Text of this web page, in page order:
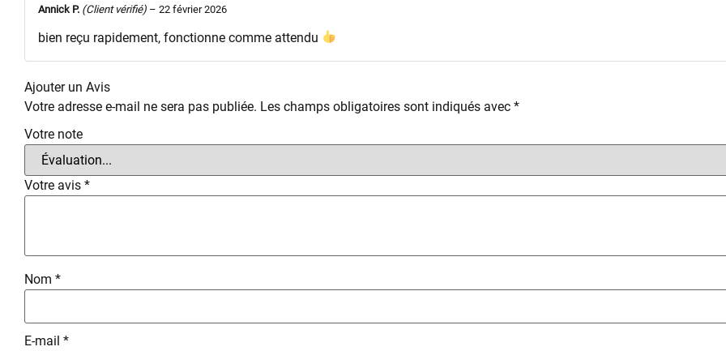
Annick P. (Client vérifié) – 22 février 2026
bien reçu rapidement, fonctionne comme attendu
Ajouter un Avis
Votre adresse e-mail ne sera pas publiée. Les champs obligatoires sont indiqués avec *
Votre note
Votre avis *
Nom *
E-mail *